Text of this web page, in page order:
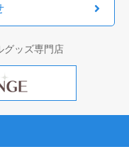
グッズ専門店